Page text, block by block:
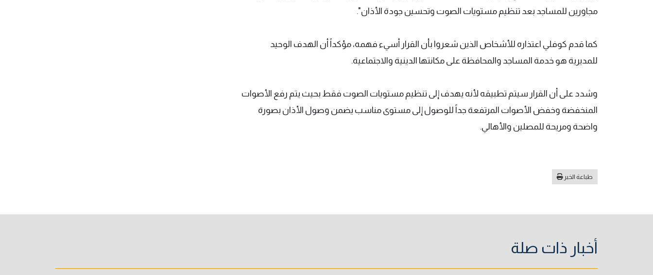
مجاورين للمساجد بعد تنظيم مستويات الصوت وتحسين جودة الأذان".
كما قدم كوفلي اعتذاره للأشخاص الذين شعروا بأن القرار أسيء فهمه، مؤكداً أن الهدف الوحيد
للمديرية هو خدمة المساجد والمحافظة على مكانتها الدينية والاجتماعية.
وشدد على أن القرار سيتم تطبيقه لأنه يهدف إلى تنظيم مستويات الصوت فقط بحيث يتم رفع الأصوات
المنخفضة وخفض الأصوات المرتفعة جداً للوصول إلى مستوى مناسب يضمن وصول الأذان بصورة
واضحة ومريحة للمصلين والأهالي.
طباعة الخبر
أخبار ذات صلة